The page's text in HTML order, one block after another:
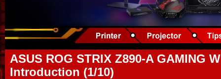
ASUS ROG STRIX Z890-A GAMING
Introduction (1/10)